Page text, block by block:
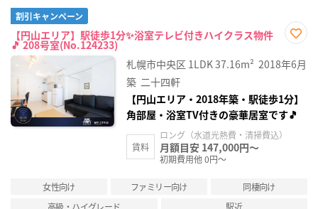
割引キャンペーン
【円山エリア】駅徒歩1分✨浴室テレビ付きハイクラス物件
🎵 208号室(No.124233)
に入
り登
札幌市中央区 1LDK37.16m² 2018年6月
築 二十四軒
【円山エリア・2018年築・駅徒歩1分】
角部屋・浴室TV付きの豪華居室です🎵
賃料
ロング（水道光熱費・清掃費込）
月額目安 147,000円～
初期費用他 0円～
女性向け ファミリー向け
同棲向け
高級・ハイグレード
駅近